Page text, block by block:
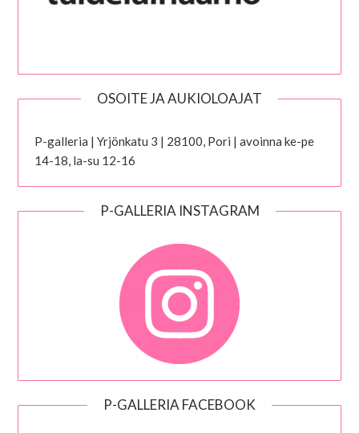
OSOITE JA AUKIOLOAJAT
P-galleria | Yrjönkatu 3 | 28100, Pori | avoinna ke-pe
14-18, la-su 12-16
P-GALLERIA INSTAGRAM
P-GALLERIA FACEBOOK